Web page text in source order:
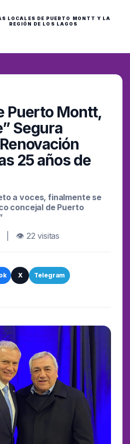
LOCALES DE PUERTO MONTT Y LA
REGIÓN DE LOS LAGOS
Puerto Montt,
Segura
25 años de
a voces, finalmente se
concejal de Puerto
| 👁 22 visitas
X Telegram